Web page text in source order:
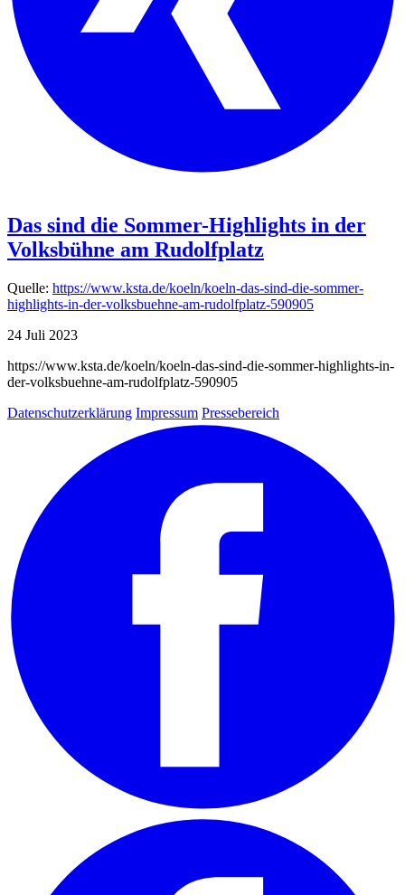
Das sind die Sommer-Highlights in der
Volksbühne am Rudolfplatz
Quelle: https://www.ksta.de/koeln/koeln-das-sind-die-sommer-
highlights-in-der-volksbuehne-am-rudolfplatz-590905
24 Juli 2023
https://www.ksta.de/koeln/koeln-das-sind-die-sommer-highlights-in-
der-volksbuehne-am-rudolfplatz-590905
Datenschutzerklärung Impressum Pressebereich